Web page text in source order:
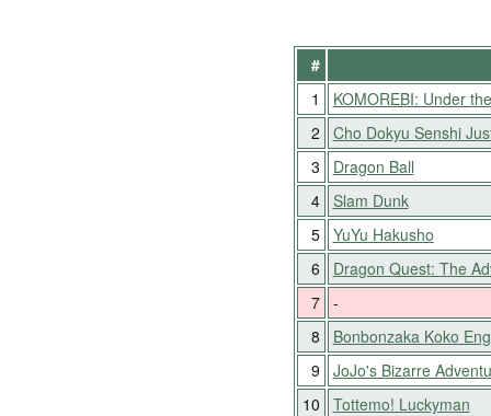
#
1
KOMOREBI: Under
2
Cho Dokyu Senshi
3
Dragon Ball
4
Slam Dunk
5
YuYu Hakusho
6
Dragon Quest: The
7
-
8 Bonbonzaka Koko
9
JoJo's Bizarre
10
Tottemo! Luckyman